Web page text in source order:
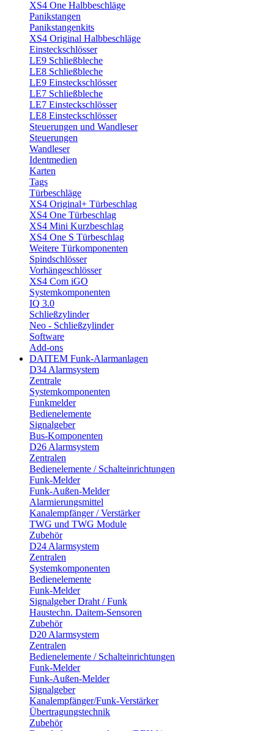
XS4 One Halbbeschläge
Panikstangen
Panikstangenkits
XS4 Original Halbbeschläge
Einsteckschlösser
LE9 Schließbleche
LE8 Schließbleche
LE9 Einsteckschlösser
LE7 Schließbleche
LE7 Einsteckschlösser
LE8 Einsteckschlösser
Steuerungen und Wandleser
Steuerungen
Wandleser
Identmedien
Karten
Tags
Türbeschläge
XS4 Original+ Türbeschlag
XS4 One Türbeschlag
XS4 Mini Kurzbeschlag
XS4 One S Türbeschlag
Weitere Türkomponenten
Spindschlösser
Vorhängeschlösser
XS4 Com iGO
Systemkomponenten
IQ 3.0
Schließzylinder
Neo - Schließzylinder
Software
Add-ons
DAITEM Funk-Alarmanlagen
D34 Alarmsystem
Zentrale
Systemkomponenten
Funkmelder
Bedienelemente
Signalgeber
Bus-Komponenten
D26 Alarmsystem
Zentralen
Bedienelemente / Schalteinrichtungen
Funk-Melder
Funk-Außen-Melder
Alarmierungsmittel
Kanalempfänger / Verstärker
TWG und TWG Module
Zubehör
D24 Alarmsystem
Zentralen
Systemkomponenten
Bedienelemente
Funk-Melder
Signalgeber Draht / Funk
Haustechn. Daitem-Sensoren
Zubehör
D20 Alarmsystem
Zentralen
Bedienelemente / Schalteinrichtungen
Funk-Melder
Funk-Außen-Melder
Signalgeber
Kanalempfänger/Funk-Verstärker
Übertragungstechnik
Zubehör